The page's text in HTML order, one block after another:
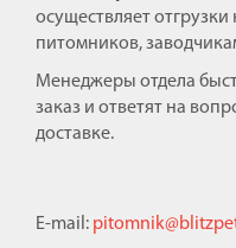
осуществляет
питомников,
Менеджеры отдела
заказ и ответят на
доставке.
E-mail: